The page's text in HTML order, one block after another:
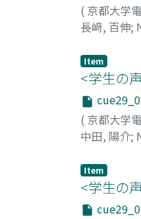
( 京都大学
長﨑, 百伸;
Item
<学生の
( 京都大学
中田, 陽介;
Item
<学生の